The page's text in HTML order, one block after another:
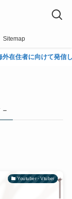
Sitemap
向けて発信しています
–
Youtuber・Vtuber